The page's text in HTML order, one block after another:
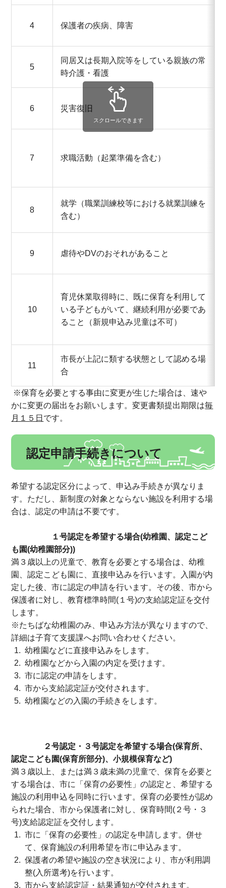
4 保護者の疾病、障害
5
同居又は長期入院等をしている親族の常
時介護・看護
6 災害復旧
7 求職活動（起業準備を含む）
8
就学（職業訓練校等における就業訓練を
含む）
9 虐待やDVのおそれがあること
10
育児休業取得時に、既に保育を利用して
いる子どもがいて、継続利用が必要であ
ること（新規申込み児童は不可）
11
市長が上記に類する状態として認める場
合
スクロールできます
※保育を必要とする事由に変更が生じた場合は、速や
かに変更の届出をお願いします。変更書類提出期限は毎
月１５日 です。
認定申請手続きについて
希望する認定区分によって、申込み手続きが異なりま
す。ただし、新制度の対象とならない施設を利用する場
合は、認定の申請は不要です。
１号認定を希望する場合(幼稚園、認定こど
も園(幼稚園部分))
満３歳以上の児童で、教育を必要とする場合は、幼稚
園、認定こども園に、直接申込みを行います。入園が内
定した後、市に認定の申請を行います。その後、市から
保護者に対し、教育標準時間(１号)の支給認定証を交付
します。
※たちばな幼稚園のみ、申込み方法が異なりますので、
詳細は子育て支援課へお問い合わせください。
幼稚園などに直接申込みをします。
幼稚園などから入園の内定を受けます。
市に認定の申請をします。
市から支給認定証が交付されます。
幼稚園などの入園の手続きをします。
２号認定・３号認定を希望する場合(保育所、
認定こども園(保育所部分)、小規模保育など)
満３歳以上、または満３歳未満の児童で、保育を必要と
する場合は、市に「保育の必要性」の認定と、希望する
施設の利用申込を同時に行います。保育の必要性が認め
られた場合、市から保護者に対し、保育時間(２号・３
号)支給認定証を交付します。
市に「保育の必要性」の認定を申請します。併せ
て、保育施設の利用希望を市に申込みます。
保護者の希望や施設の空き状況により、市が利用調
整(入所選考)を行います。
市から支給認定証・結果通知が交付されます。